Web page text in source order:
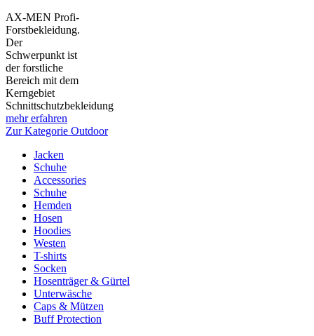
AX-MEN Profi-
Forstbekleidung.
Der
Schwerpunkt ist
der forstliche
Bereich mit dem
Kerngebiet
Schnittschutzbekleidung
mehr erfahren
Zur Kategorie Outdoor
Jacken
Schuhe
Accessories
Schuhe
Hemden
Hosen
Hoodies
Westen
T-shirts
Socken
Hosenträger & Gürtel
Unterwäsche
Caps & Mützen
Buff Protection